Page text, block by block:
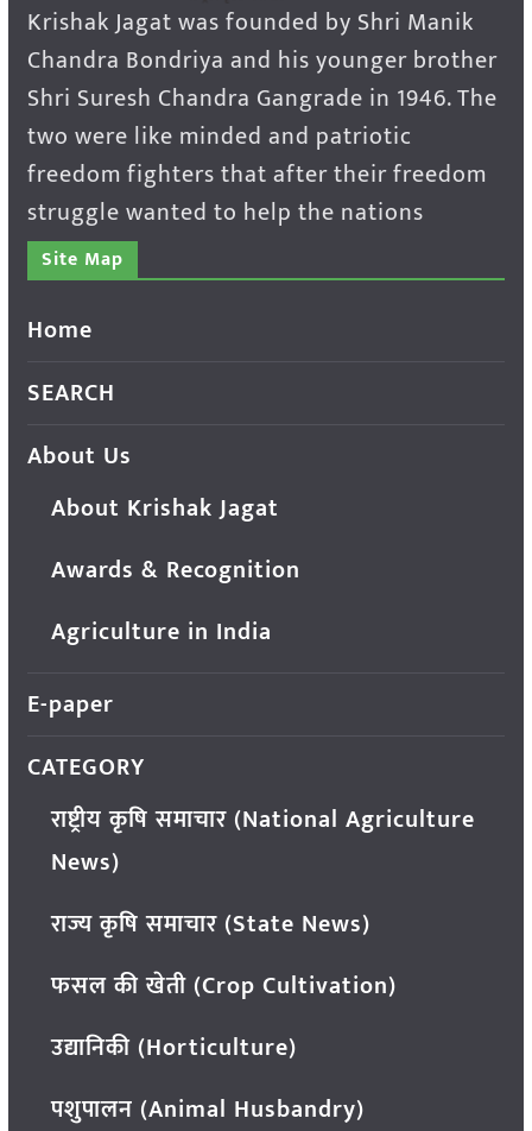
Krishak Jagat was founded by Shri Manik
Chandra Bondriya and his younger brother
Shri Suresh Chandra Gangrade in 1946. The
two were like minded and patriotic
freedom fighters that after their freedom
struggle wanted to help the nations
Site Map
Home
SEARCH
About Us
About Krishak Jagat
Awards & Recognition
Agriculture in India
E-paper
CATEGORY
राष्ट्रीय कृषि समाचार (National Agriculture
News)
राज्य कृषि समाचार (State News)
फसल की खेती (Crop Cultivation)
उद्यानिकी (Horticulture)
पशुपालन (Animal Husbandry)